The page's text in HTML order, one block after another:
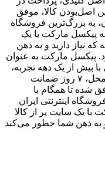
اصل‌بودن کالا، موفق
به بزرگ‌ترین فروشگاه
پیکسل مارکت با یک
نیاز دارید و به ذهن
پیکسل مارکت به عنوان
بیش از یک دهه تجربه،
با پایبندی به سه اصل کلیدی، پرداخت در محل، ۷ روز ضمانت
شده تا همگام با
اینترنتی ایران
با یک سایت پر از کالا
و به ذهن شما خطور می‌کند